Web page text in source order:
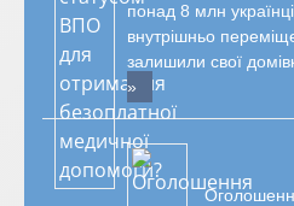
понад 8 млн
внутрішньо
залишили свої
»